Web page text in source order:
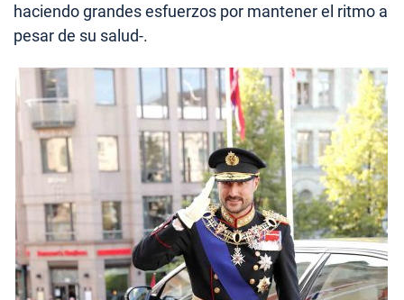
haciendo grandes esfuerzos por mantener el ritmo a
pesar de su salud-.